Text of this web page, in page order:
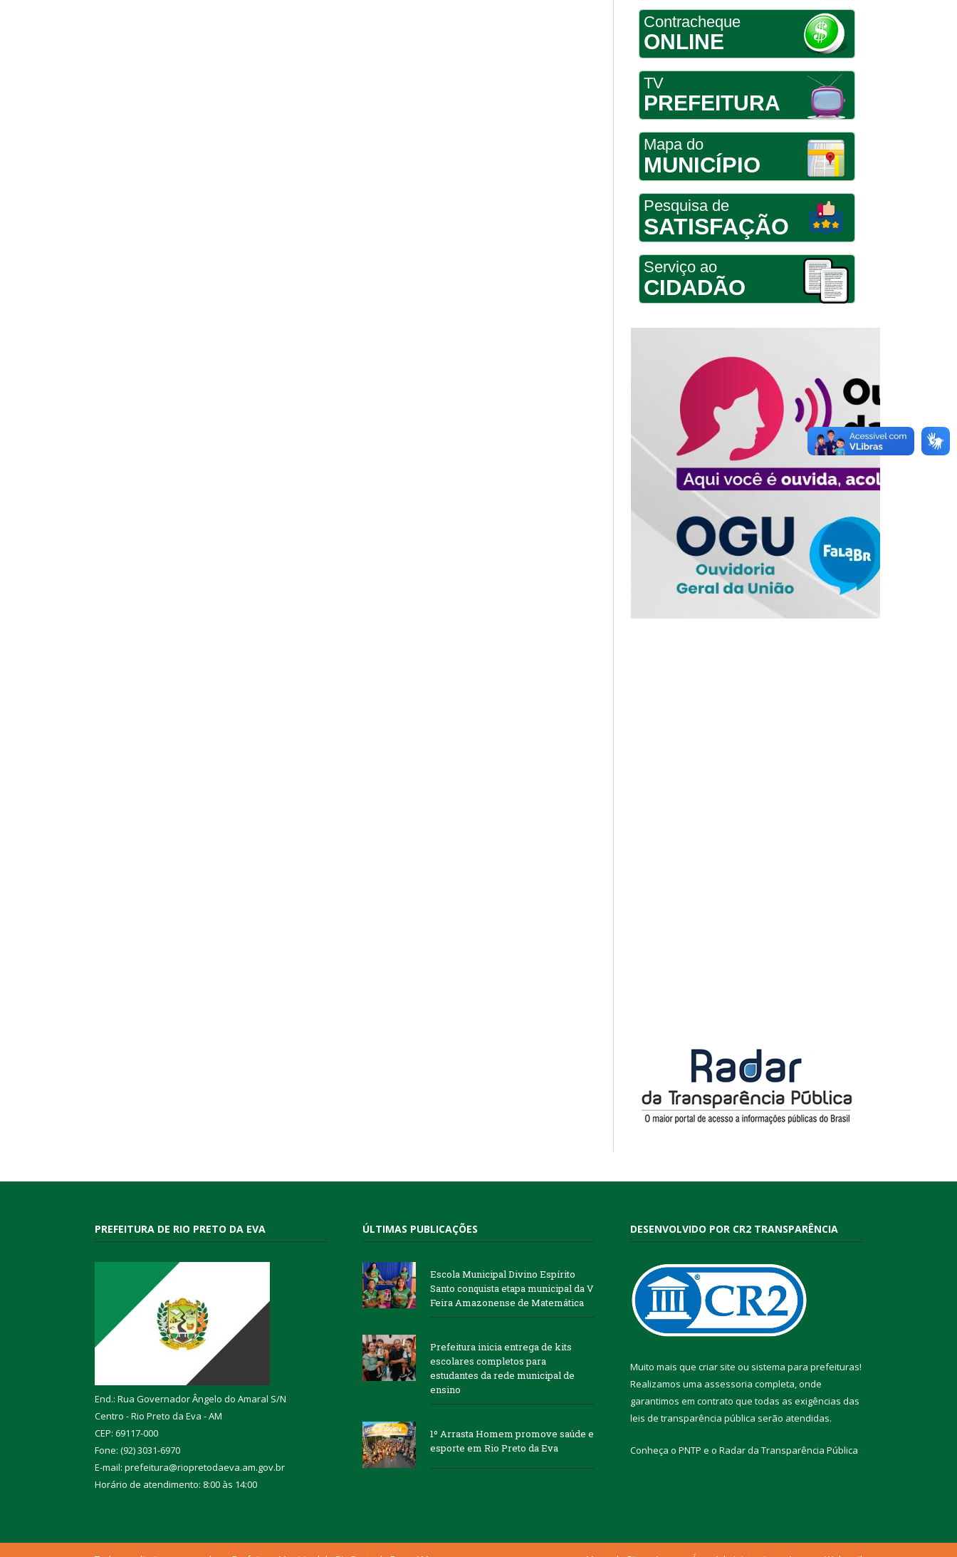
Contracheque
ONLINE
TV
PREFEITURA
Mapa do
MUNICÍPIO
Pesquisa de
SATISFAÇÃO
Serviço ao
CIDADÃO
PREFEITURA DE RIO PRETO DA EVA
End.: Rua Governador Ângelo do Amaral S/N
Centro - Rio Preto da Eva - AM
CEP: 69117-000
Fone: (92) 3031-6970
E-mail: prefeitura@riopretodaeva.am.gov.br
Horário de atendimento: 8:00 às 14:00
ÚLTIMAS PUBLICAÇÕES
Escola Municipal Divino Espírito
Santo conquista etapa municipal da V
Feira Amazonense de Matemática
Prefeitura inicia entrega de kits
escolares completos para
estudantes da rede municipal de
ensino
1º Arrasta Homem promove saúde e
esporte em Rio Preto da Eva
DESENVOLVIDO POR CR2 TRANSPARÊNCIA
Muito mais que criar site ou sistema para prefeituras!
Realizamos uma assessoria completa, onde
garantimos em contrato que todas as exigências das
leis de transparência pública serão atendidas.
Conheça o PNTP e o Radar da Transparência Pública